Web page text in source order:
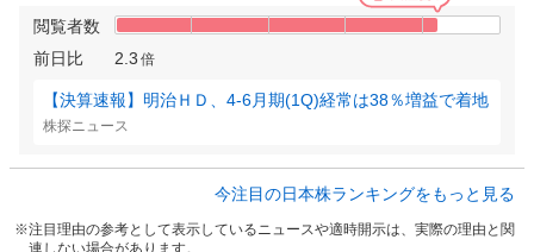
閲覧者数
前日比
2.3 倍
【決算速報】明治ＨＤ、4-6月期(1Q)経常は38％増益で着地
株探ニュース
今注目の日本株ランキングをもっと見る
注目理由の参考として表示しているニュースや適時開示は、実際の理由と関
連しない場合があります。